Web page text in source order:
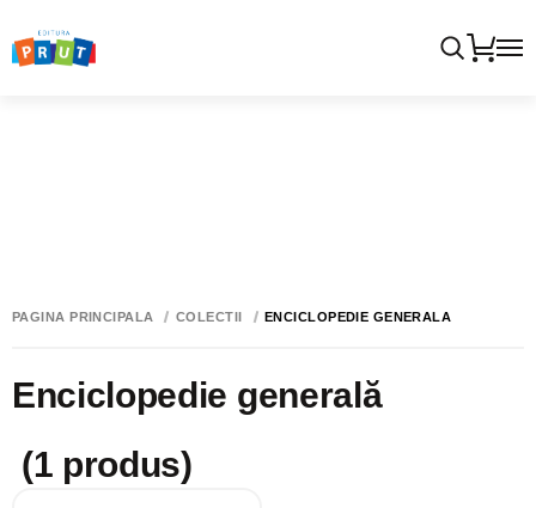
PAGINA PRINCIPALĂ COLECTII ENCICLOPEDIE GENERALĂ
Enciclopedie generală
(1 produs)